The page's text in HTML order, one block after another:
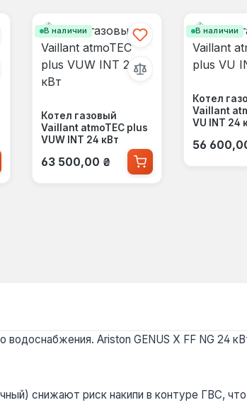
В наличии
Котел газовый
Vaillant atmoTEC plus
VUW INT 24 кВт
Обычная цена:
63 500,00 ₴
В наличии
Котел
Vaillant
VU INT 24
56
Ariston GENUS X FF NG 24
снижают риск накипи в контуре ГВС,